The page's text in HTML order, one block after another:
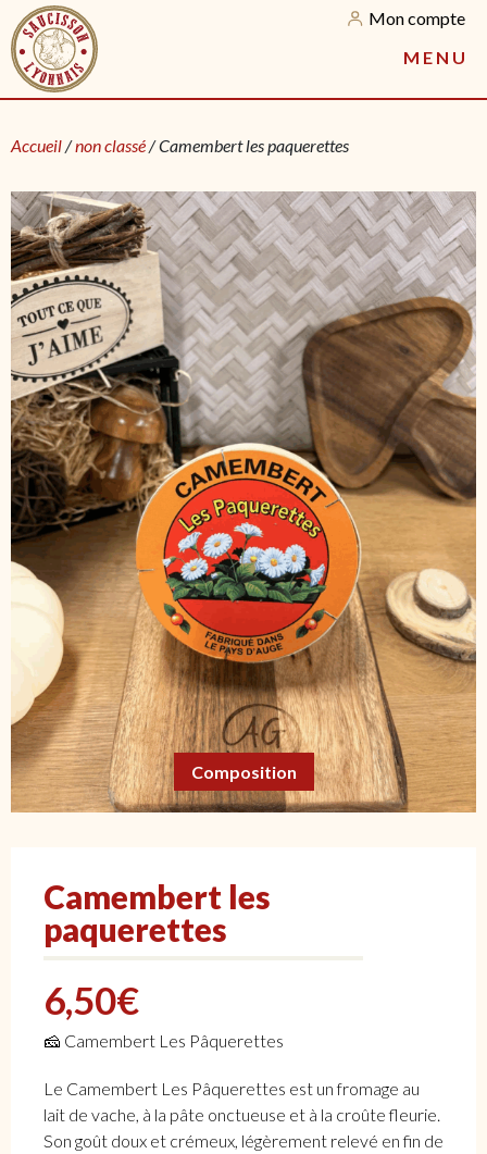
Mon compte
M E N U
Accueil/non classé/ Camembert les paquerettes
Composition
Camembert les
paquerettes
6,50€
🧀 Camembert Les Pâquerettes
Le Camembert Les Pâquerettes est un fromage au
lait de vache, à la pâte onctueuse et à la croûte fleurie.
Son goût doux et crémeux, légèrement relevé en fin de